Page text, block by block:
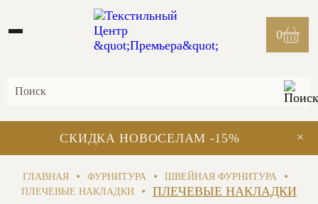
0
×
СКИДКА НОВОСЕЛАМ -15%
ГЛАВНАЯ • ФУРНИТУРА • ШВЕЙНАЯ ФУРНИТУРА •
ПЛЕЧЕВЫЕ НАКЛАДКИ • ПЛЕЧЕВЫЕ НАКЛАДКИ